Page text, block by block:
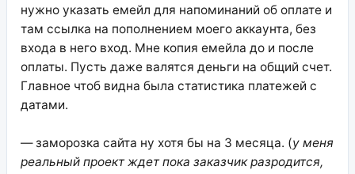
нужно указать емейл для напоминаний об оплате и
там ссылка на пополнением моего аккаунта, без
входа в него вход. Мне копия емейла до и после
оплаты. Пусть даже валятся деньги на общий счет.
Главное чтоб видна была статистика платежей с
датами.
— заморозка сайта ну хотя бы на 3 месяца. (у меня
реальный проект ждет пока заказчик разродится,